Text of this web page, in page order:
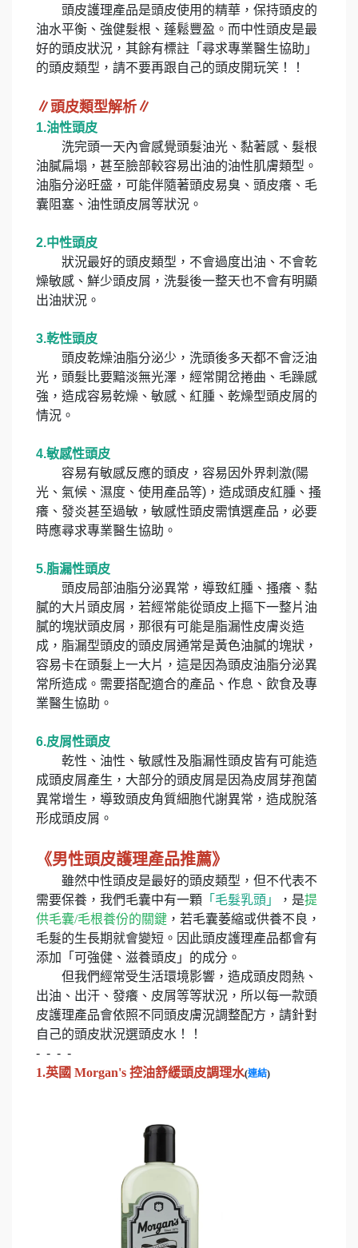
頭皮護理產品是頭皮使用的精華，保持頭皮的
油水平衡、強健髮根、蓬鬆豐盈。而中性頭皮是最
好的頭皮狀況，其餘有標註「尋求專業醫生協助」
的頭皮類型，請不要再跟自己的頭皮開玩笑！！
∥頭皮類型解析∥
1.油性頭皮
洗完頭一天內會感覺頭髮油光、黏著感、髮根
油膩扁塌，甚至臉部較容易出油的油性肌膚類型。
油脂分泌旺盛，可能伴隨著頭皮易臭、頭皮癢、毛
囊阻塞、油性頭皮屑等狀況。
2.中性頭皮
狀況最好的頭皮類型，不會過度出油、不會乾
燥敏感、鮮少頭皮屑，洗髮後一整天也不會有明顯
出油狀況。
3.乾性頭皮
頭皮乾燥油脂分泌少，洗頭後多天都不會泛油
光，頭髮比要黯淡無光澤，經常開岔捲曲、毛躁感
強，造成容易乾燥、敏感、紅腫、乾燥型頭皮屑的
情況。
4.敏感性頭皮
容易有敏感反應的頭皮，容易因外界刺激(陽
光、氣候、濕度、使用產品等)，造成頭皮紅腫、搔
癢、發炎甚至過敏，敏感性頭皮需慎選產品，必要
時應尋求專業醫生協助。
5.脂漏性頭皮
頭皮局部油脂分泌異常，導致紅腫、搔癢、黏
膩的大片頭皮屑，若經常能從頭皮上摳下一整片油
膩的塊狀頭皮屑，那很有可能是脂漏性皮膚炎造
成，脂漏型頭皮的頭皮屑通常是黃色油膩的塊狀，
容易卡在頭髮上一大片，這是因為頭皮油脂分泌異
常所造成。需要搭配適合的產品、作息、飲食及專
業醫生協助。
6.皮屑性頭皮
乾性、油性、敏感性及脂漏性頭皮皆有可能造
成頭皮屑產生，大部分的頭皮屑是因為皮屑芽孢菌
異常增生，導致頭皮角質細胞代謝異常，造成脫落
形成頭皮屑。
《男性頭皮護理產品推薦》
雖然中性頭皮是最好的頭皮類型，但不代表不
需要保養，我們毛囊中有一顆 「毛髮乳頭」 ，是提
供毛囊/毛根養份的關鍵 ，若毛囊萎縮或供養不良，
毛髮的生長期就會變短。因此頭皮護理產品都會有
添加「可強健、滋養頭皮」的成分。
但我們經常受生活環境影響，造成頭皮悶熱、
出油、出汗、發癢、皮屑等等狀況，所以每一款頭
皮護理產品會依照不同頭皮膚況調整配方，請針對
自己的頭皮狀況選頭皮水！！
- - - -
1.英國 Morgan's 控油舒緩頭皮調理水(連結)